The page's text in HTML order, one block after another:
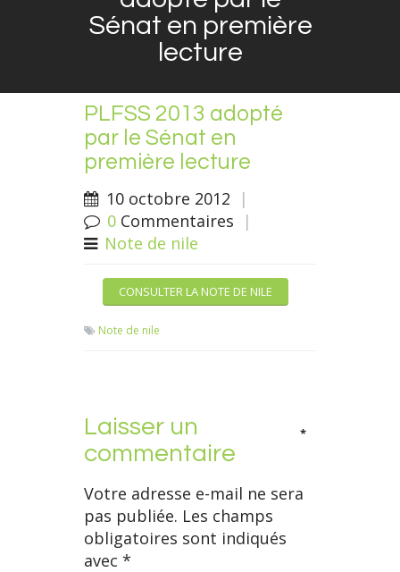
Sénat en première
lecture
PLFSS 2013 adopté
par le Sénat en
première lecture
10 octobre 2012
|
0 Commentaires
|
Note de nile
CONSULTER LA NOTE DE NILE
Note de nile
Laisser un
commentaire
Votre adresse e-mail ne sera
pas publiée. Les champs
obligatoires sont indiqués
avec *
*